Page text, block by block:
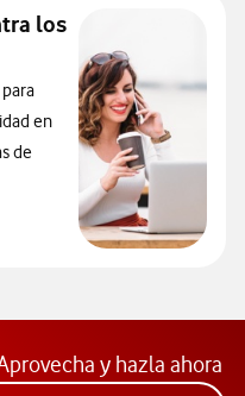
los
en
de
contra los problemas de
y hazla ahora